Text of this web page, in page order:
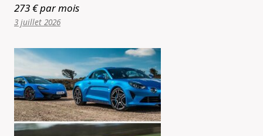
273 € par mois
3 juillet 2026